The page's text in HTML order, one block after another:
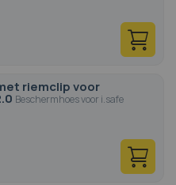
riemclip voor
Beschermhoes voor i.safe